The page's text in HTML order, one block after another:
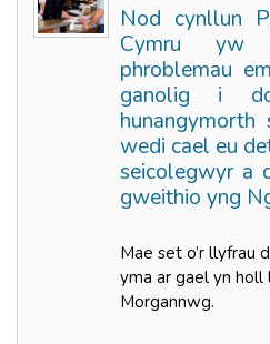
Nod cynllun
Cymru
phroblemau
ganolig i
wedi cael eu
seicolegwyr a
gweithio yng
Mae set o’r llyfrau
yma ar gael yn
Morgannwg.